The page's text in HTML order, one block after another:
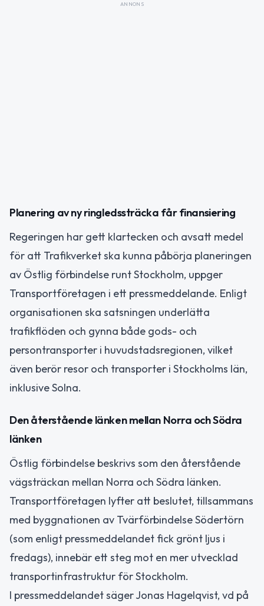
ANNONS
Planering av ny ringledssträcka får finansiering
Regeringen har gett klartecken och avsatt medel
för att Trafikverket ska kunna påbörja planeringen
av Östlig förbindelse runt Stockholm, uppger
Transportföretagen i ett pressmeddelande. Enligt
organisationen ska satsningen underlätta
trafikflöden och gynna både gods- och
persontransporter i huvudstadsregionen, vilket
även berör resor och transporter i Stockholms län,
inklusive Solna.
Den återstående länken mellan Norra och Södra
länken
Östlig förbindelse beskrivs som den återstående
vägsträckan mellan Norra och Södra länken.
Transportföretagen lyfter att beslutet, tillsammans
med byggnationen av Tvärförbindelse Södertörn
(som enligt pressmeddelandet fick grönt ljus i
fredags), innebär ett steg mot en mer utvecklad
transportinfrastruktur för Stockholm.
I pressmeddelandet säger Jonas Hagelqvist, vd på